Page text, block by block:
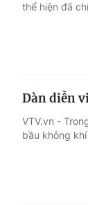
thể hiện đã
Dàn diễn
VTV.vn -
bầu không